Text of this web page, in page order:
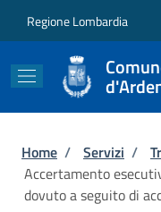
Regione Lombardia
Briciole di
Home / Servizi /
Accertamento
dovuto a seguito di